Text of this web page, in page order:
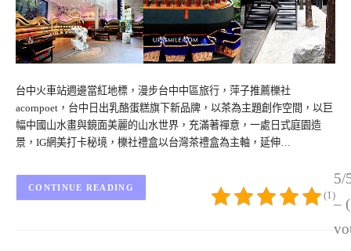
台中火車站週邊當紅地標，漫步台中中區旅行，萍子推薦櫟社
acornpoet，台中日出乳酪蛋糕旗下新品牌，以茶為主題創作空間，以巨
幅中國山水畫與鏡面美麗的山水世界，充滿著禪意，一處日式庭園造
景，IG網美打卡秘境，櫟社禮盒以台灣茶禮盒為主軸，延伸…
5/
–
(1)
CONTINUE READING